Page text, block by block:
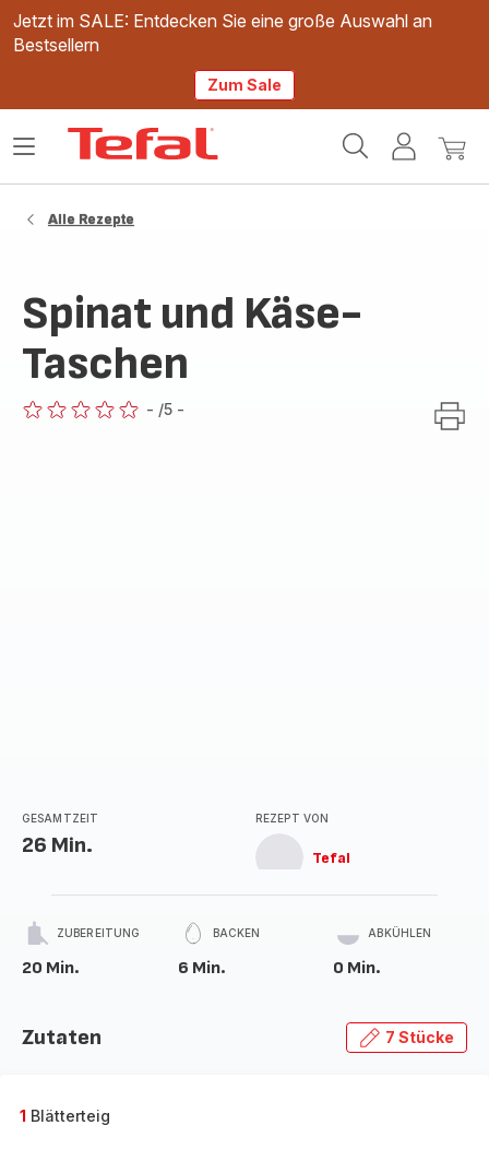
Jetzt im SALE: Entdecken Sie eine große Auswahl an
Bestsellern
Zum Sale
Mein
Mein
Das
Alle Rezepte
Spinat und Käse-
Taschen
- /5 -
GESAMTZEIT
26 Min.
REZEPT VON
Tefal
ZUBEREITUNG
20 Min.
BACKEN
6 Min.
ABKÜHLEN
0 Min.
Zutaten 7 Stücke
1 Blätterteig